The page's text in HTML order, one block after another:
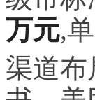
万元,
渠道布